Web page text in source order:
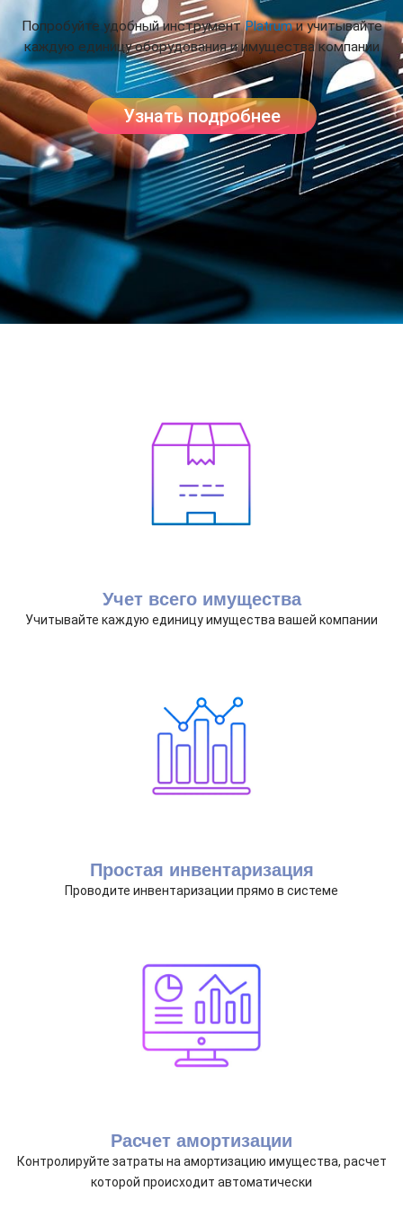
Попробуйте удобный инструментPlatrumи учитывайте
каждую единицу оборудования и имущества компании
Узнать подробнее
Учет всего имущества
Учитывайте каждую единицу имущества вашей компании
Простая инвентаризация
Проводите инвентаризации прямо в системе
Расчет амортизации
Контролируйте затраты на амортизацию имущества, расчет
которой происходит автоматически